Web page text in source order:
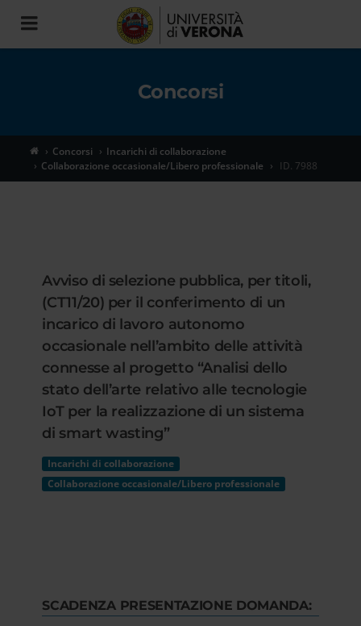
Toggle
navigation
Concorsi
Concorsi
Incarichi di collaborazione
Collaborazione occasionale/Libero professionale
ID. 7988
Avviso di selezione pubblica, per titoli,
(CT11/20) per il conferimento di un
incarico di lavoro autonomo
occasionale nell’ambito delle attività
connesse al progetto “Analisi dello
stato dell’arte relativo alle tecnologie
IoT per la realizzazione di un sistema
di smart wasting”
Incarichi di collaborazione
Collaborazione occasionale/Libero professionale
SCADENZA PRESENTAZIONE DOMANDA: